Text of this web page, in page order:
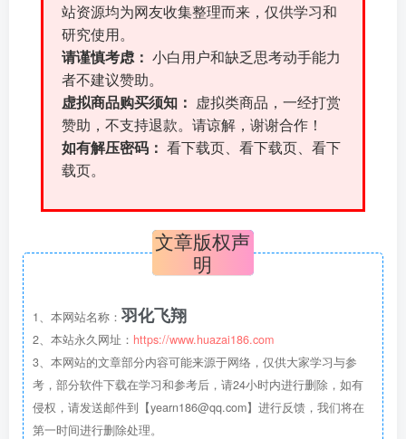
站资源均为网友收集整理而来，仅供学习和
研究使用。
请谨慎考虑： 小白用户和缺乏思考动手能力
者不建议赞助。
虚拟商品购买须知：
虚拟类商品，一经打赏
赞助，不支持退款。请谅解，谢谢合作！
如有解压密码： 看下载页、看下载页、看下
载页。
文章版权声
明
1、本网站名称： 羽化飞翔
2、本站永久网址： https://www.huazai186.com
3、本网站的文章部分内容可能来源于网络，仅供大家学习与参
考，部分软件下载在学习和参考后，请24小时内进行删除，如有
侵权，请发送邮件到【yearn186@qq.com】进行反馈，我们将在
第一时间进行删除处理。